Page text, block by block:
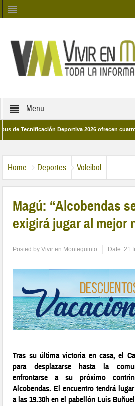
Menu
Deportiva 2026 ofrecen cuatro
Home Deportes Voleibol
Magú: “Alcobendas
exigirá jugar al mejor
Posted byVivir en Montequinto Date:21
Tras su última victoria en casa, el
para desplazarse hasta la
enfrontarse a su próximo
Alcobendas. El encuentro tendrá
a las 19.30h en el pabellón Luis